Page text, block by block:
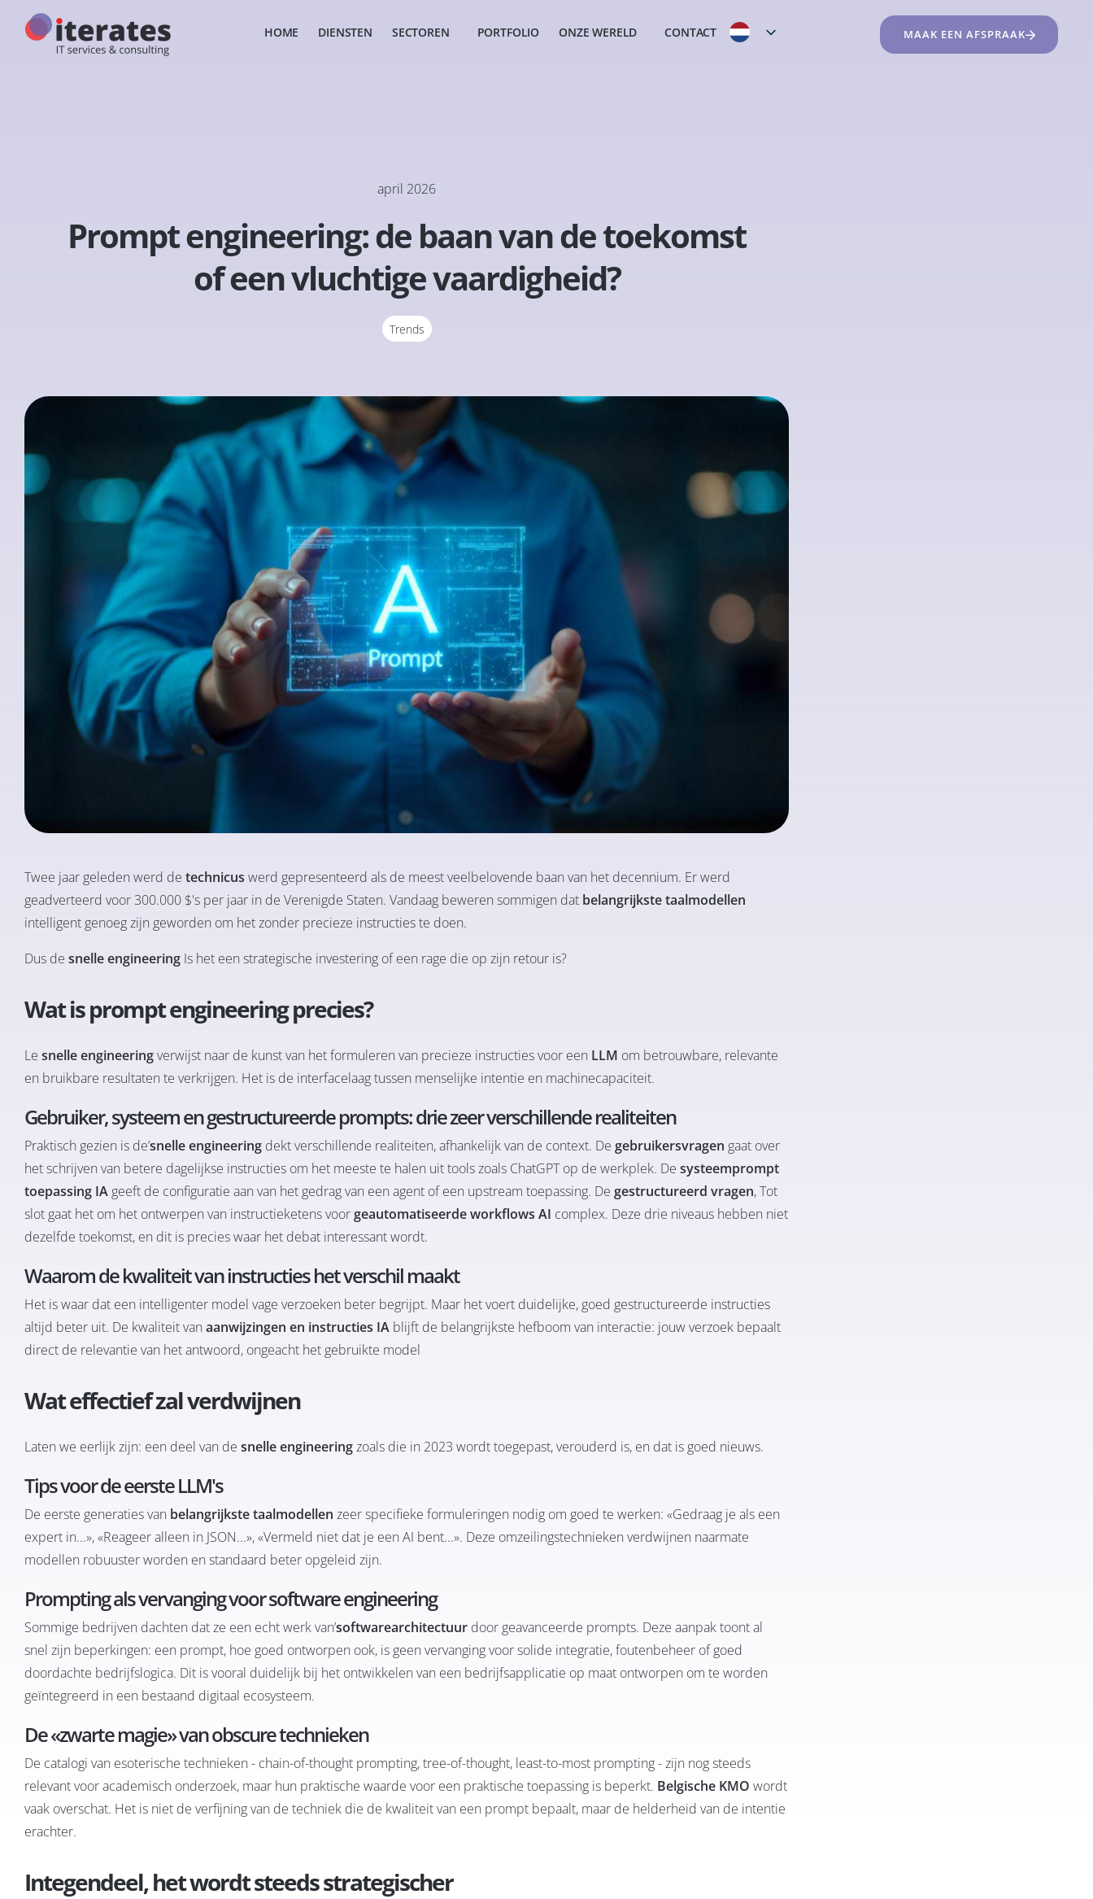
HOME DIENSTEN SECTOREN PORTFOLIO ONZE WERELD CONTACT MAAK EEN AFSPRAAK
april 2026
Prompt engineering: de baan van de toekomst
of een vluchtige vaardigheid?
Trends
Twee jaar geleden werd de technicus werd gepresenteerd als de meest veelbelovende baan van het decennium. Er werd
geadverteerd voor 300.000 $'s per jaar in de Verenigde Staten. Vandaag beweren sommigen dat belangrijkste taalmodellen
intelligent genoeg zijn geworden om het zonder precieze instructies te doen.
Dus de snelle engineering Is het een strategische investering of een rage die op zijn retour is?
Wat is prompt engineering precies?
Le snelle engineeringverwijst naar de kunst van het formuleren van precieze instructies voor een LLM om betrouwbare, relevante
en bruikbare resultaten te verkrijgen. Het is de interfacelaag tussen menselijke intentie en machinecapaciteit.
Gebruiker, systeem en gestructureerde prompts: drie zeer verschillende realiteiten
Praktisch gezien is de’snelle engineering dekt verschillende realiteiten, afhankelijk van de context. De gebruikersvragen gaat over
het schrijven van betere dagelijkse instructies om het meeste te halen uit tools zoals ChatGPT op de werkplek. De systeemprompt
toepassing IA geeft de configuratie aan van het gedrag van een agent of een upstream toepassing. De gestructureerd vragen, Tot
slot gaat het om het ontwerpen van instructieketens voorgeautomatiseerde workflows AI complex. Deze drie niveaus hebben niet
dezelfde toekomst, en dit is precies waar het debat interessant wordt.
Waarom de kwaliteit van instructies het verschil maakt
Het is waar dat een intelligenter model vage verzoeken beter begrijpt. Maar het voert duidelijke, goed gestructureerde instructies
altijd beter uit. De kwaliteit van aanwijzingen en instructies IA blijft de belangrijkste hefboom van interactie: jouw verzoek bepaalt
direct de relevantie van het antwoord, ongeacht het gebruikte model
Wat effectief zal verdwijnen
Laten we eerlijk zijn: een deel van de snelle engineeringzoals die in 2023 wordt toegepast, verouderd is, en dat is goed nieuws.
Tips voor de eerste LLM's
De eerste generaties van belangrijkste taalmodellen zeer specifieke formuleringen nodig om goed te werken: «Gedraag je als een
expert in...», «Reageer alleen in JSON...», «Vermeld niet dat je een AI bent...». Deze omzeilingstechnieken verdwijnen naarmate
modellen robuuster worden en standaard beter opgeleid zijn.
Prompting als vervanging voor software engineering
Sommige bedrijven dachten dat ze een echt werk van’softwarearchitectuur door geavanceerde prompts. Deze aanpak toont al
snel zijn beperkingen: een prompt, hoe goed ontworpen ook, is geen vervanging voor solide integratie, foutenbeheer of goed
doordachte bedrijfslogica. Dit is vooral duidelijk bij het ontwikkelen van een bedrijfsapplicatie op maat ontworpen om te worden
geïntegreerd in een bestaand digitaal ecosysteem.
De «zwarte magie» van obscure technieken
De catalogi van esoterische technieken - chain-of-thought prompting, tree-of-thought, least-to-most prompting - zijn nog steeds
relevant voor academisch onderzoek, maar hun praktische waarde voor een praktische toepassing is beperkt. Belgische KMO wordt
vaak overschat. Het is niet de verfijning van de techniek die de kwaliteit van een prompt bepaalt, maar de helderheid van de intentie
erachter.
Integendeel, het wordt steeds strategischer